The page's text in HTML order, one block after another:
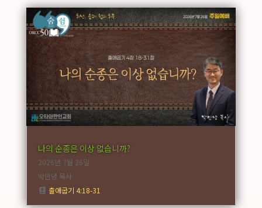
나의 순종은 이상 없습니까?
2026년 7월 26일
박만녕 목사
출애굽기 4:18-31